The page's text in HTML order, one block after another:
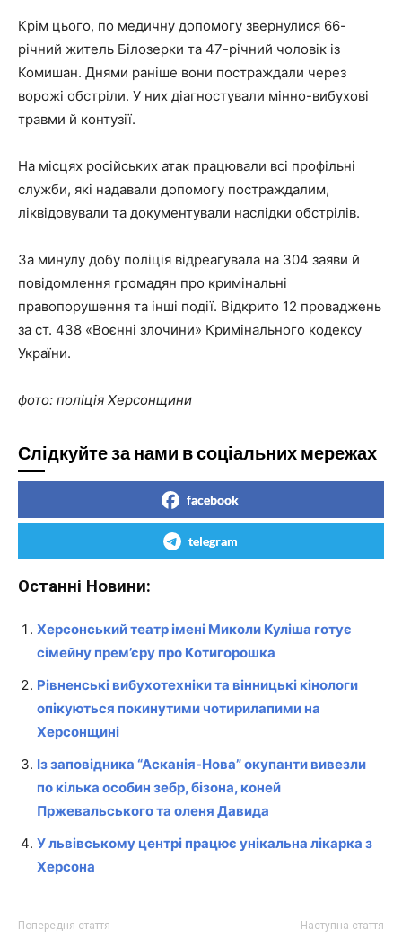
Крім цього, по медичну допомогу звернулися 66-
річний житель Білозерки та 47-річний чоловік із
Комишан. Днями раніше вони постраждали через
ворожі обстріли. У них діагностували мінно-вибухові
травми й контузії.
На місцях російських атак працювали всі профільні
служби, які надавали допомогу постраждалим,
ліквідовували та документували наслідки обстрілів.
За минулу добу поліція відреагувала на 304 заяви й
повідомлення громадян про кримінальні
правопорушення та інші події. Відкрито 12 проваджень
за ст. 438 «Воєнні злочини» Кримінального кодексу
України.
фото: поліція Херсонщини
Слідкуйте за нами в соціальних мережах
facebook
telegram
Останні Новини:
Херсонський театр імені Миколи Куліша готує
сімейну прем’єру про Котигорошка
Рівненські вибухотехніки та вінницькі кінологи
опікуються покинутими чотирилапими на
Херсонщині
Із заповідника “Асканія-Нова” окупанти вивезли
по кілька особин зебр, бізона, коней
Пржевальського та оленя Давида
У львівському центрі працює унікальна лікарка з
Херсона
Попередня стаття Наступна стаття